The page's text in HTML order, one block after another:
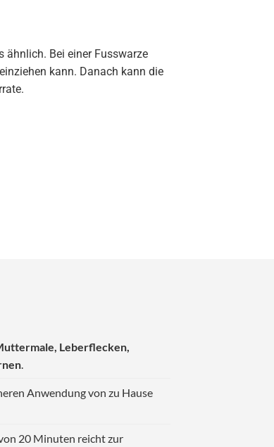
ähnlich. Bei einer Fusswarze
kann. Danach kann die
Leberflecken,
Anwendung von zu Hause
20 Minuten reicht zur